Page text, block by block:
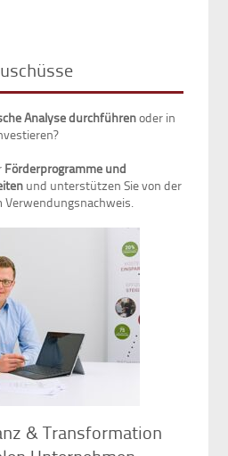
Analyse durchführenoder in
Förderprogramme und
und unterstützen Sie von der
& Transformation